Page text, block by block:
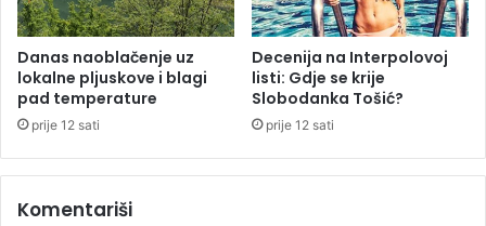
u
L
j
u
b
l
i
Danas naoblačenje uz
lokalne pljuskove i blagi
pad temperature
prije 12 sati
Decenija na Interpolovoj
listi: Gdje se krije
Slobodanka Tošić?
prije 12 sati
Komentariši